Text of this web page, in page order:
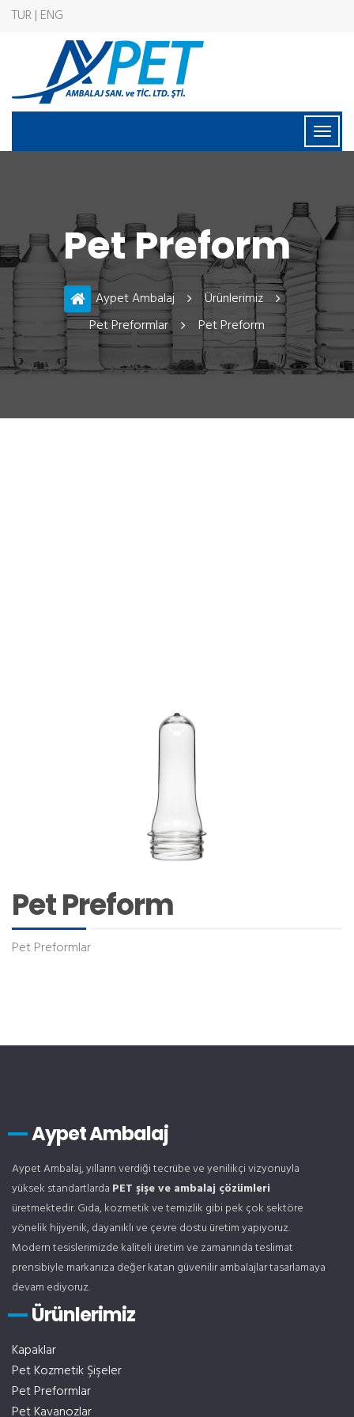
TUR | ENG
Pet Preform
Aypet Ambalaj
Ürünlerimiz
Pet Preformlar
Pet Preform
Pet Preform
Pet Preformlar
Aypet Ambalaj
Aypet Ambalaj, yılların verdiği tecrübe ve yenilikçi vizyonuyla
yüksek standartlarda PET şişe ve ambalaj çözümleri
üretmektedir. Gıda, kozmetik ve temizlik gibi pek çok sektöre
yönelik hijyenik, dayanıklı ve çevre dostu üretim yapıyoruz.
Modern tesislerimizde kaliteli üretim ve zamanında teslimat
prensibiyle markanıza değer katan güvenilir ambalajlar tasarlamaya
devam ediyoruz.
Ürünlerimiz
Kapaklar
Pet Kozmetik Şişeler
Pet Preformlar
Pet Kavanozlar